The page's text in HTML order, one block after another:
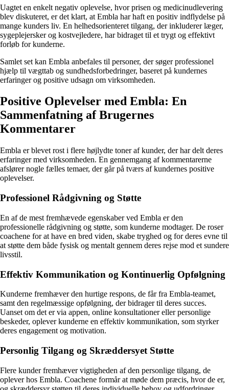
Uagtet en enkelt negativ oplevelse, hvor prisen og medicinudlevering
blev diskuteret, er det klart, at Embla har haft en positiv indflydelse på
mange kunders liv. En helhedsorienteret tilgang, der inkluderer læger,
sygeplejersker og kostvejledere, har bidraget til et trygt og effektivt
forløb for kunderne.
Samlet set kan Embla anbefales til personer, der søger professionel
hjælp til vægttab og sundhedsforbedringer, baseret på kundernes
erfaringer og positive udsagn om virksomheden.
Positive Oplevelser med Embla: En
Sammenfatning af Brugernes
Kommentarer
Embla er blevet rost i flere højlydte toner af kunder, der har delt deres
erfaringer med virksomheden. En gennemgang af kommentarerne
afslører nogle fælles temaer, der går på tværs af kundernes positive
oplevelser.
Professionel Rådgivning og Støtte
En af de mest fremhævede egenskaber ved Embla er den
professionelle rådgivning og støtte, som kunderne modtager. De roser
coachene for at have en bred viden, skabe tryghed og for deres evne til
at støtte dem både fysisk og mentalt gennem deres rejse mod et sundere
livsstil.
Effektiv Kommunikation og Kontinuerlig Opfølgning
Kunderne fremhæver den hurtige respons, de får fra Embla-teamet,
samt den regelmæssige opfølgning, der bidrager til deres succes.
Uanset om det er via appen, online konsultationer eller personlige
beskeder, oplever kunderne en effektiv kommunikation, som styrker
deres engagement og motivation.
Personlig Tilgang og Skræddersyet Støtte
Flere kunder fremhæver vigtigheden af den personlige tilgang, de
oplever hos Embla. Coachene formår at møde dem præcis, hvor de er,